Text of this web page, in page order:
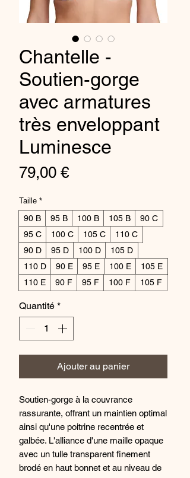
Chantelle -
Soutien-gorge
avec armatures
très enveloppant
Luminesce
79,00 €Prix
Taille *
90 B 95 B 100 B 105 B
90 C
95 C
100 C 105 C
110 C
90 D
95 D 100 D
105 D
110 D
90 E 95 E 100 E
105 E
110 E
90 F 95 F 100 F 105 F
Quantité *
Ajouter au panier
Soutien-gorge à la couvrance
rassurante, offrant un maintien optimal
ainsi qu'une poitrine recentrée et
galbée. L'alliance d'une maille opaque
avec un tulle transparent finement
brodé en haut bonnet et au niveau de